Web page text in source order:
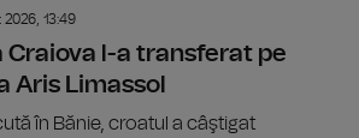
13:49
Craiova l-a transferat pe
Aris Limassol
în Bănie, croatul a câştigat